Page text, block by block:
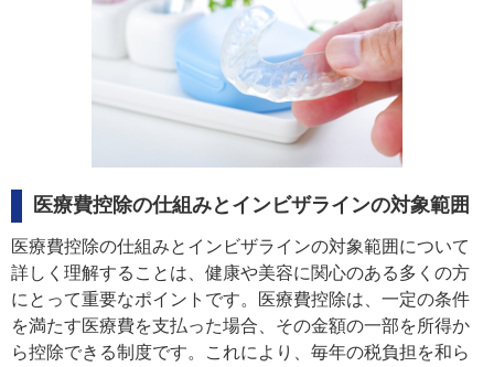
医療費控除の仕組みとインビザラインの対象範囲
医療費控除の仕組みとインビザラインの対象範囲について
詳しく理解することは、健康や美容に関心のある多くの方
にとって重要なポイントです。医療費控除は、一定の条件
を満たす医療費を支払った場合、その金額の一部を所得か
ら控除できる制度です。これにより、毎年の税負担を和ら